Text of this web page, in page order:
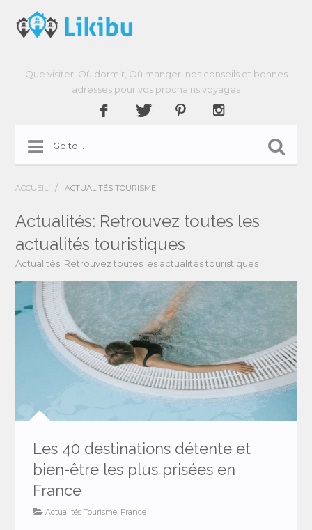
Que visiter, Où dormir, Où manger, nos conseils et bonnes
adresses pour vos prochains voyages
ACCUEIL / ACTUALITÉS TOURISME
Actualités: Retrouvez toutes les
actualités touristiques
Actualités: Retrouvez toutes les actualités touristiques
Les 40 destinations détente et
bien-être les plus prisées en
France
Actualités Tourisme, France